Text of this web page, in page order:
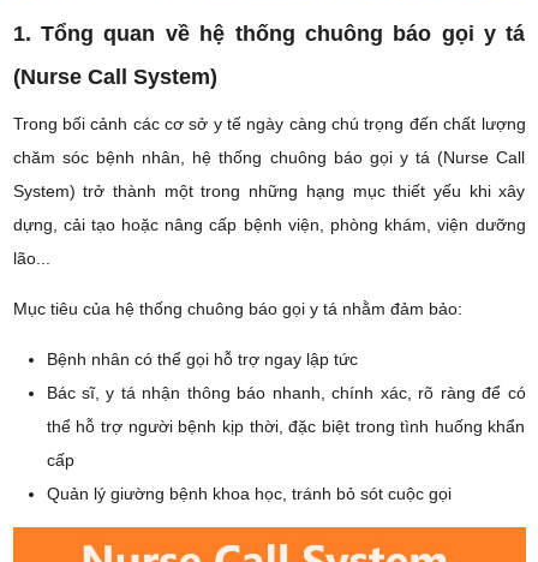
1. Tổng quan về hệ thống chuông báo gọi y tá
(Nurse Call System)
Trong bối cảnh các cơ sở y tế ngày càng chú trọng đến chất lượng
chăm sóc bệnh nhân, hệ thống chuông báo gọi y tá (Nurse Call
System) trở thành một trong những hạng mục thiết yếu khi xây
dựng, cải tạo hoặc nâng cấp bệnh viện, phòng khám, viện dưỡng
lão...
Mục tiêu của hệ thống chuông báo gọi y tá nhằm đảm bảo:
Bệnh nhân có thể gọi hỗ trợ ngay lập tức
Bác sĩ, y tá nhận thông báo nhanh, chính xác, rõ ràng để có
thể hỗ trợ người bệnh kịp thời, đặc biệt trong tình huống khẩn
cấp
Quản lý giường bệnh khoa học, tránh bỏ sót cuộc gọi